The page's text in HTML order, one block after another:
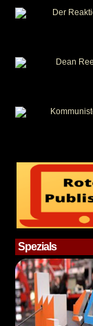
Spezials